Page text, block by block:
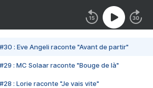
#30 : Eve Angeli raconte "Avant de partir"
#29 : MC Solaar raconte "Bouge de là"
#28 : Lorie raconte "Je vais vite"